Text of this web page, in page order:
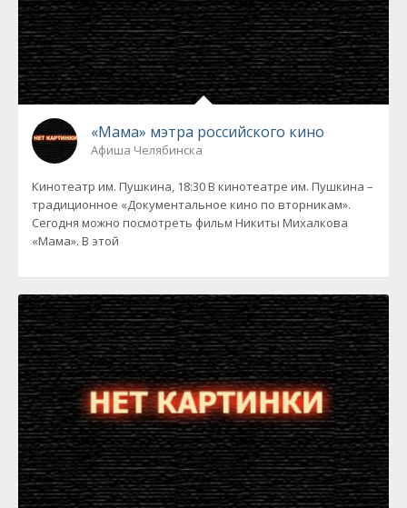
«Мама» мэтра российского кино
Афиша Челябинска
Кинотеатр им. Пушкина, 18:30 В кинотеатре им. Пушкина –
традиционное «Документальное кино по вторникам».
Сегодня можно посмотреть фильм Никиты Михалкова
«Мама». В этой